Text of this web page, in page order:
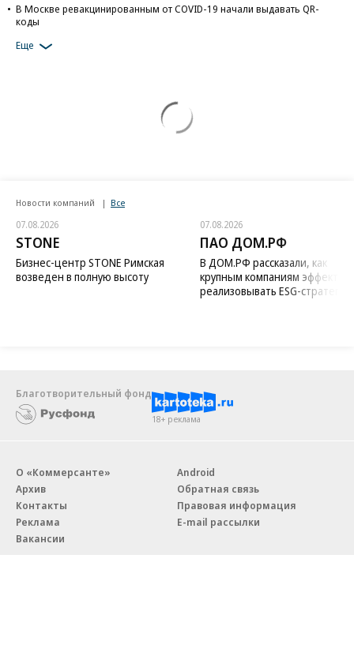
В Москве ревакцинированным от COVID-19 начали выдавать QR-
коды
Еще
Новости компаний Все
07.08.2026
STONE
Бизнес-центр STONE Римская
возведен в полную высоту
07.08.2026
ПАО ДОМ.РФ
В ДОМ.РФ рассказали, как
крупным компаниям
реализовывать ESG-стратегию
Благотворительный фонд
18+ реклама
О «Коммерсанте»
Архив
Контакты
Реклама
Вакансии
Android
Обратная связь
Правовая информация
E-mail рассылки